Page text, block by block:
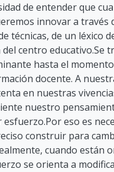
de entender que
innovar a través
técnicas, de un léxico
centro educativo.Se
hasta el
docente. A
en nuestras
nuestro
eso es
construir para
cuando están
se orienta a